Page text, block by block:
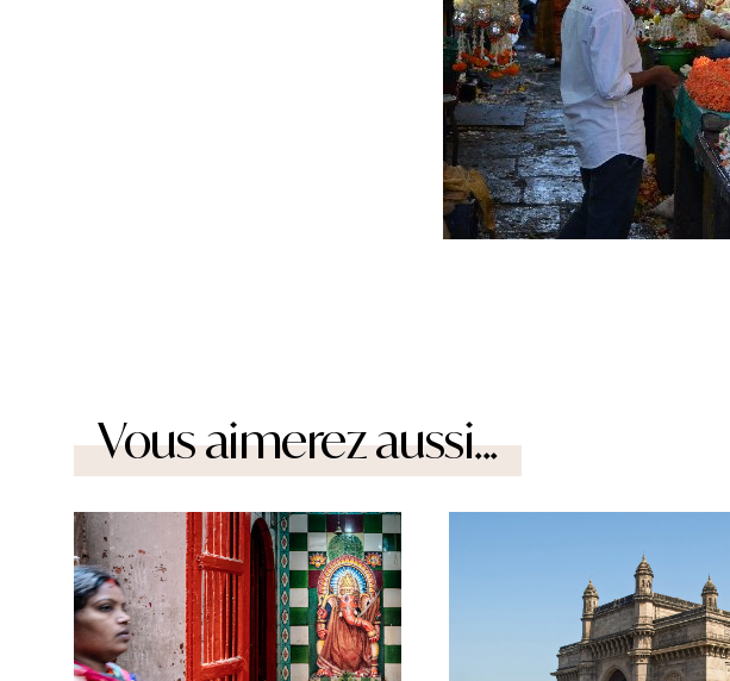
Vous aimerez aussi...
© BTWImages/iStock